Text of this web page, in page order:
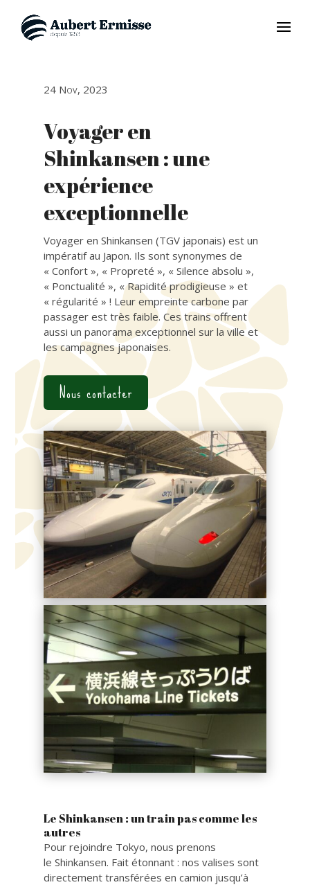
24 Nov, 2023
Voyager en
Shinkansen : une
expérience
exceptionnelle
Voyager en Shinkansen (TGV japonais) est un
impératif au Japon. Ils sont synonymes de
« Confort », « Propreté », « Silence absolu »,
« Ponctualité », « Rapidité prodigieuse » et
« régularité » ! Leur empreinte carbone par
passager est très faible. Ces trains offrent
aussi un panorama exceptionnel sur la ville et
les campagnes japonaises.
Nous contacter
Le Shinkansen : un train pas comme les
autres
Pour rejoindre Tokyo, nous prenons
le Shinkansen. Fait étonnant : nos valises sont
directement transférées en camion jusqu’à